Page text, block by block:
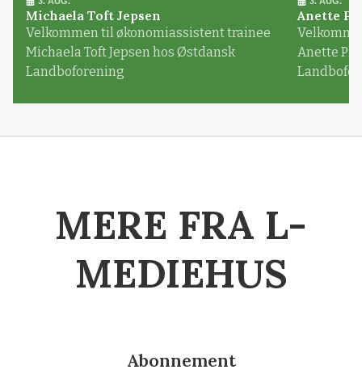
Michaela Toft Jepsen
Velkommen til økonomiassistent trainee
Michaela Toft Jepsen hos Østdansk
Landboforening
Anette
Anette
MERE FRA L-
MEDIEHUS
Abonnement